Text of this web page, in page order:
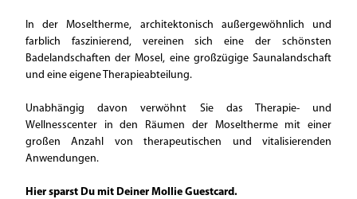
In der Moseltherme, architektonisch außergewöhnlich und
farblich faszinierend, vereinen sich eine der schönsten
Badelandschaften der Mosel, eine großzügige Saunalandschaft
und eine eigene Therapieabteilung.
Unabhängig davon verwöhnt Sie das Therapie- und
Wellnesscenter in den Räumen der Moseltherme mit einer
großen Anzahl von therapeutischen und vitalisierenden
Anwendungen.
Hier sparst Du mit Deiner Mollie Guestcard.